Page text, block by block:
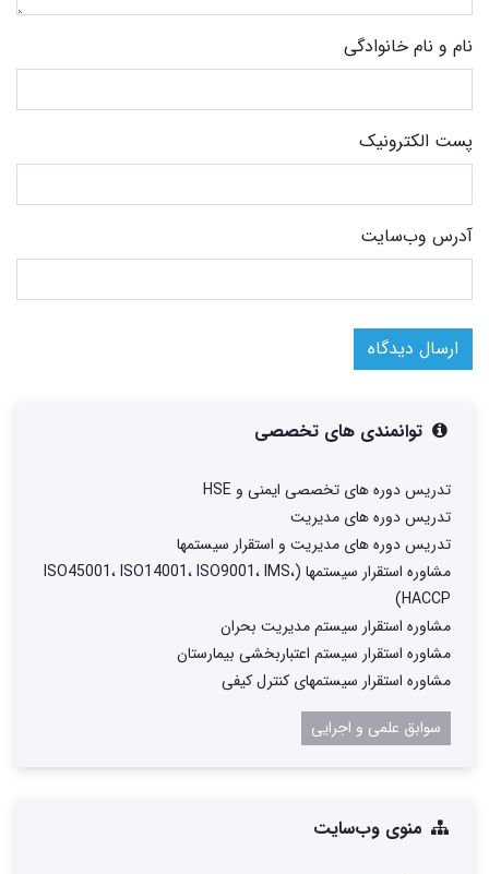
نام و نام خانوادگی
پست الکترونیک
آدرس وب‌سایت
ارسال دیدگاه
توانمندی های تخصصی
تدریس دوره های تخصصی ایمنی و HSE
تدریس دوره های مدیریت
تدریس دوره های مدیریت و استقرار سیستمها
مشاوره استقرار سیستمها (ISO45001، ISO14001، ISO9001، IMS،
HACCP)
مشاوره استقرار سیستم مدیریت بحران
مشاوره استقرار سیستم اعتباربخشی بیمارستان
مشاوره استقرار سیستمهای کنترل کیفی
سوابق علمی و اجرایی
منوی وب‌سایت